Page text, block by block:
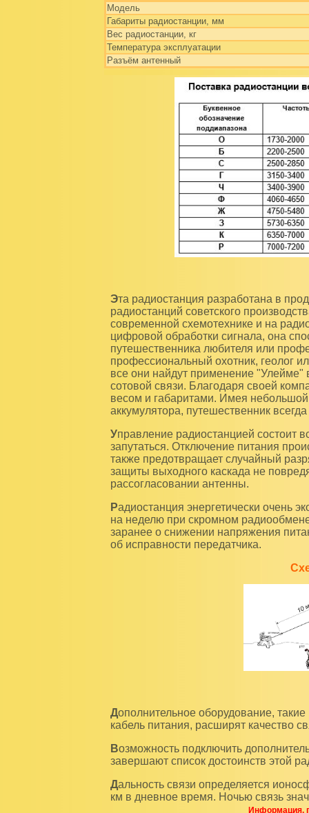
Модель
Габариты радиостанции, мм
Вес радиостанции, кг
Температура эксплуатации
Разъём антенный
Эта радиостанция разработана в продолжении серии коротковолновых профессиональных
радиостанций советского
современной схемотехнике и на
цифровой обработки сигнала, она
путешественника любителя или
профессиональный охотник, геолог
все они найдут применение "Улейме"
сотовой связи. Благодаря своей
весом и габаритами. Имея
аккумулятора, путешественник
Управление радиостанцией состоит всего из одной кнопки, в которой очень сложно
запутаться. Отключение питания
также предотвращает случайный
защиты выходного каскада не
рассогласовании антенны.
Радиостанция энергетически очень экономична, заряда одного аккумулятора может хватить
на неделю при скромном
заранее о снижении напряжения
об исправности передатчика.
Дополнительное оборудование, такие как выносной динамик, полноразмерная антенна и
кабель питания, расширят качество
Возможность подключить дополнительные устройства для передачи текстовых сообщений
завершают список достоинств этой
Дальность связи определяется ионосферным прохождением и обычно составляет 100-200
км в дневное время. Ночью связь
Информация,